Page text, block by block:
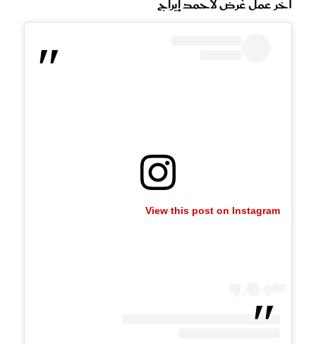
آخر عمل عُرض لأحمد إيراج
View this post on Instagram